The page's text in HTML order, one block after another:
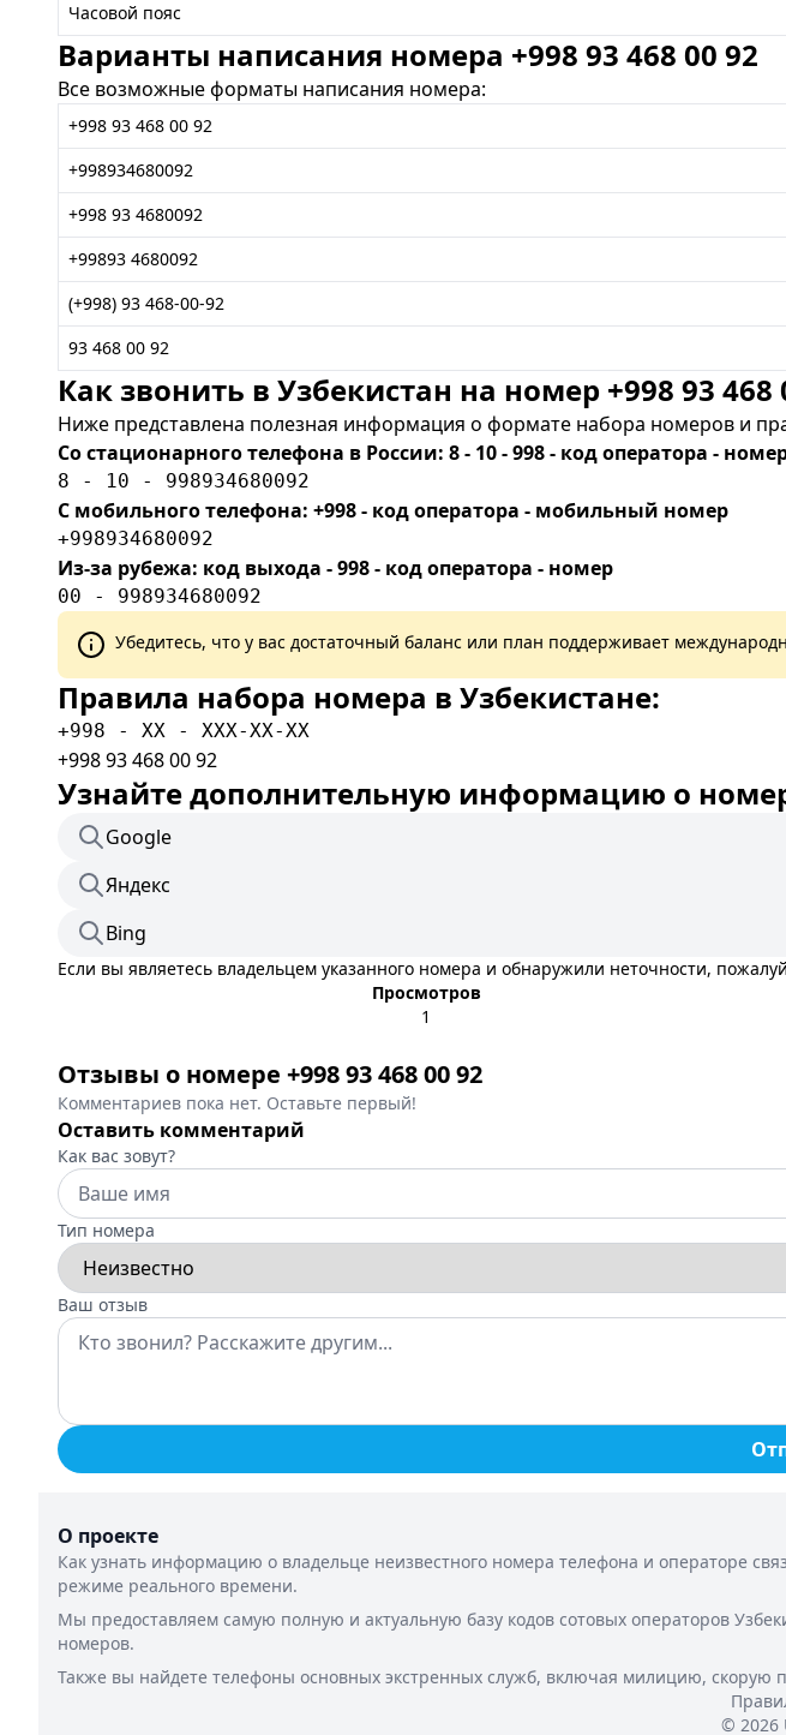
Часовой пояс
Варианты написания номера +998 93 468 00 92
Все возможные форматы написания номера:
+998 93 468 00 92
+998934680092
+998 93 4680092
+99893 4680092
(+998) 93 468-00-92
93 468 00 92
Как звонить в Узбекистан на номер +998 93 468
Ниже представлена полезная информация о формате набора номеров и
Со стационарного телефона в России: 8 - 10 - 998 - код оператора -
8 - 10 - 998934680092
С мобильного телефона: +998 - код оператора - мобильный номер
+998934680092
Из-за рубежа: код выхода - 998 - код оператора - номер
00 - 998934680092
Убедитесь, что у вас достаточный баланс или план поддерживает
Правила набора номера в Узбекистане:
+998 - XX - XXX-XX-XX
+998 93 468 00 92
Узнайте дополнительную информацию о
Google
Яндекс
Bing
Если вы являетесь владельцем указанного номера и обнаружили неточности,
Просмотров
1
Отзывы о номере +998 93 468 00 92
Комментариев пока нет. Оставьте первый!
Оставить комментарий
Как вас зовут?
Тип номера
Ваш отзыв
О проекте
Как узнать информацию о владельце неизвестного номера телефона и операторе
режиме реального времени.
Мы предоставляем самую полную и актуальную базу кодов сотовых операторов
номеров.
Также вы найдете телефоны основных экстренных служб, включая милицию,
© 2026